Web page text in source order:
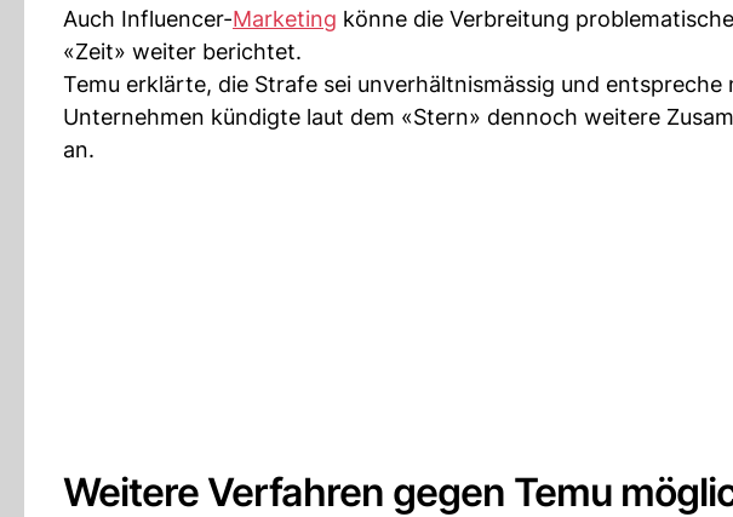
Auch Influencer-Marketing könne die Verbreitung
«Zeit» weiter berichtet.
Temu erklärte, die Strafe sei unverhältnismässig und
Unternehmen kündigte laut dem «Stern» dennoch weitere
an.
Weitere Verfahren gegen Temu